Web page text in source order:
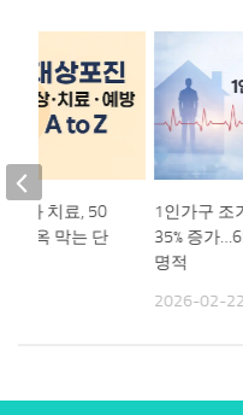
1인가구 조
35% 증가
명적
2026-02-22
상과 치료, 50
지옥 막는 단